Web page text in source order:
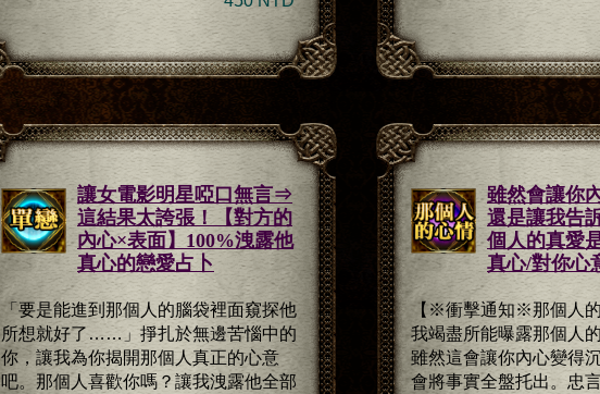
讓女電影明星啞口無言⇒
這結果太誇張！【對方的
內心×表面】100%洩露他
真心的戀愛占卜
「要是能進到那個人的腦袋裡面窺探他
所想就好了……」掙扎於無邊苦惱中的
你，讓我為你揭開那個人真正的心意
吧。那個人喜歡你嗎？讓我洩露他全部
雖然會讓你
還是讓我告
個人的真愛
真心/對你心
【※衝擊通知※那個人
我竭盡所能曝露那個人
雖然這會讓你內心變得
會將事實全盤托出。忠